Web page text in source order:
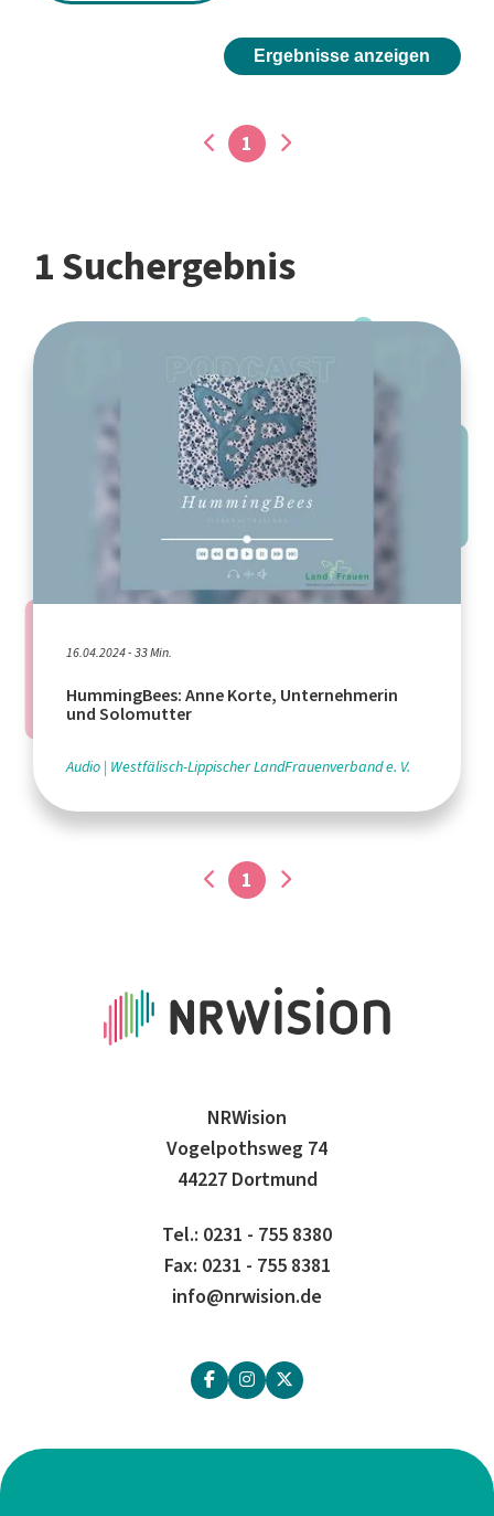
Ergebnisse anzeigen
1
1 Suchergebnis
16.04.2024 - 33 Min.
HummingBees: Anne Korte, Unternehmerin
und Solomutter
Audio Westfälisch-Lippischer LandFrauenverband e. V.
1
NRWision
Vogelpothsweg 74
44227 Dortmund
Tel.: 0231 - 755 8380
Fax: 0231 - 755 8381
info@nrwision.de